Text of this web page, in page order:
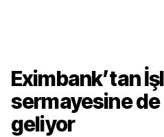
Eximbank’tan
sermayesine
geliyor